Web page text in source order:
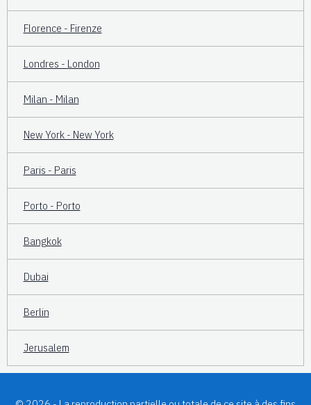
Florence - Firenze
Londres - London
Milan - Milan
New York - New York
Paris - Paris
Porto - Porto
Bangkok
Dubai
Berlin
Jerusalem